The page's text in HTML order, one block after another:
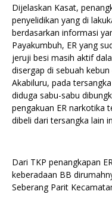
Dijelaskan Kasat,
penyelidikan yang di
berdasarkan informasi
Payakumbuh, ER yang
jeruji besi masih aktif
disergap di sebuah
Akabiluru, pada
diduga sabu-sabu
pengakuan ER narkotika
dibeli dari tersangka lain
Dari TKP penangkapan
keberadaan BB
Seberang Parit